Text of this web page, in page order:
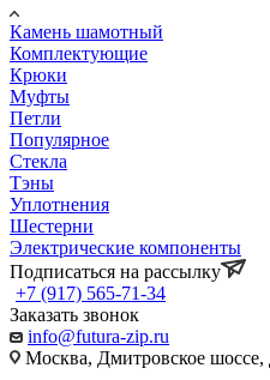
Камень шамотный
Комплектующие
Крюки
Муфты
Петли
Популярное
Стекла
Тэны
Уплотнения
Шестерни
Электрические компоненты
Подписаться на рассылку
+7 (917) 565-71-34
Заказать звонок
info@futura-zip.ru
Москва, Дмитровское шоссе,